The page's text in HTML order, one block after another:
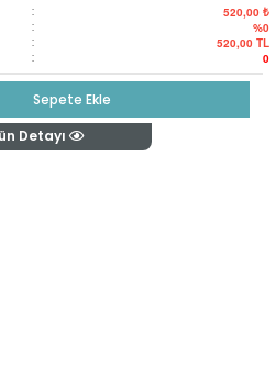
: 520,00 ₺
: %0
: 520,00 TL
: 0
Sepete Ekle
Detayı